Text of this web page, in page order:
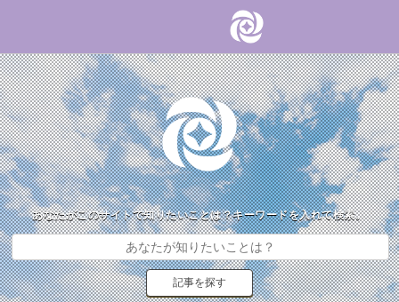
あなたがこのサイトで知りたいことは？キーワードを入れて検索。